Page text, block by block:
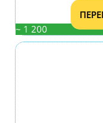
~ 1 200